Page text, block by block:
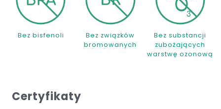
Bez bisfenoli
Bez związków
bromowanych
Bez substancji
zubożających
warstwę ozonową
Certyfikaty